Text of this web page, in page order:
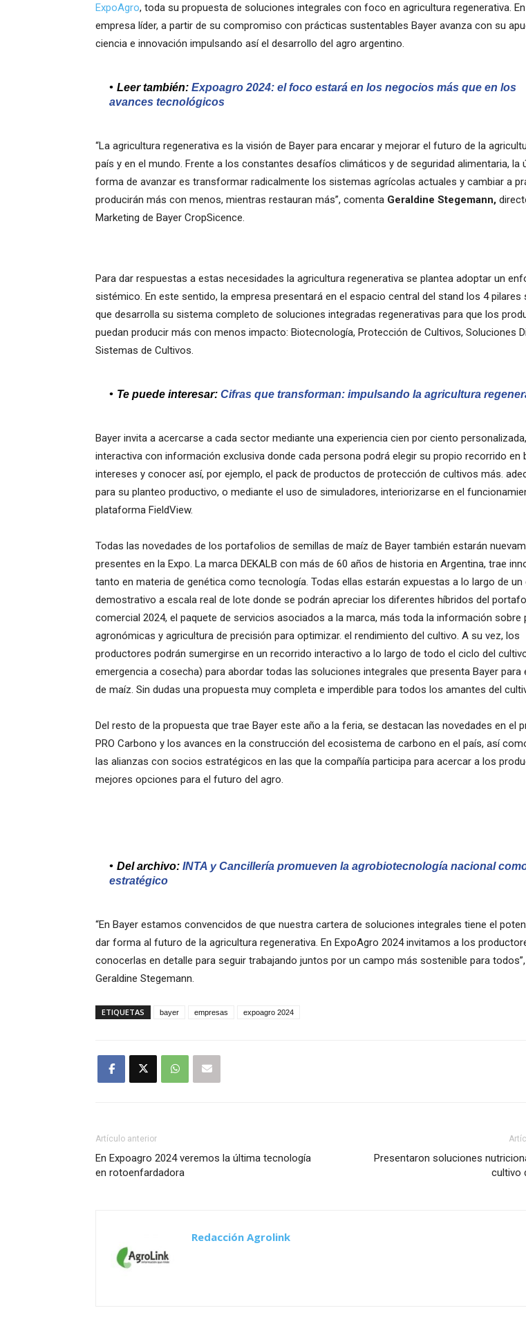
ExpoAgro, toda su propuesta de soluciones integrales con foco en agricultura regenerativa.
empresa líder, a partir de su compromiso con prácticas sustentables Bayer avanza con su
ciencia e innovación impulsando así el desarrollo del agro argentino.
Leer también: Expoagro 2024: el foco estará en los negocios más que en los
avances tecnológicos
“La agricultura regenerativa es la visión de Bayer para encarar y mejorar el futuro de la
país y en el mundo. Frente a los constantes desafíos climáticos y de seguridad alimentaria, la
forma de avanzar es transformar radicalmente los sistemas agrícolas actuales y cambiar a
producirán más con menos, mientras restauran más”, comenta Geraldine Stegemann,
Marketing de Bayer CropSicence.
Para dar respuestas a estas necesidades la agricultura regenerativa se plantea adoptar un
sistémico. En este sentido, la empresa presentará en el espacio central del stand los 4 pilares
que desarrolla su sistema completo de soluciones integradas regenerativas para que los
puedan producir más con menos impacto: Biotecnología, Protección de Cultivos, Soluciones
Sistemas de Cultivos.
Te puede interesar: Cifras que transforman: impulsando la agricultura
Bayer invita a acercarse a cada sector mediante una experiencia cien por ciento
interactiva con información exclusiva donde cada persona podrá elegir su propio recorrido en
intereses y conocer así, por ejemplo, el pack de productos de protección de cultivos más.
para su planteo productivo, o mediante el uso de simuladores, interiorizarse en el
plataforma FieldView.
Todas las novedades de los portafolios de semillas de maíz de Bayer también estarán
presentes en la Expo. La marca DEKALB con más de 60 años de historia en Argentina, trae
tanto en materia de genética como tecnología. Todas ellas estarán expuestas a lo largo de un
demostrativo a escala real de lote donde se podrán apreciar los diferentes híbridos del
comercial 2024, el paquete de servicios asociados a la marca, más toda la información sobre
agronómicas y agricultura de precisión para optimizar. el rendimiento del cultivo. A su vez, los
productores podrán sumergirse en un recorrido interactivo a lo largo de todo el ciclo del
emergencia a cosecha) para abordar todas las soluciones integrales que presenta Bayer para
de maíz. Sin dudas una propuesta muy completa e imperdible para todos los amantes del
Del resto de la propuesta que trae Bayer este año a la feria, se destacan las novedades en el
PRO Carbono y los avances en la construcción del ecosistema de carbono en el país, así
las alianzas con socios estratégicos en las que la compañía participa para acercar a los
mejores opciones para el futuro del agro.
Del archivo: INTA y Cancillería promueven la agrobiotecnología nacional
estratégico
“En Bayer estamos convencidos de que nuestra cartera de soluciones integrales tiene el
dar forma al futuro de la agricultura regenerativa. En ExpoAgro 2024 invitamos a los
conocerlas en detalle para seguir trabajando juntos por un campo más sostenible para
Geraldine Stegemann.
ETIQUETAS bayer empresas expoagro 2024
Artículo anterior
En Expoagro 2024 veremos la última tecnología
en rotoenfardadora
Presentaron soluciones
cultivo
Redacción Agrolink